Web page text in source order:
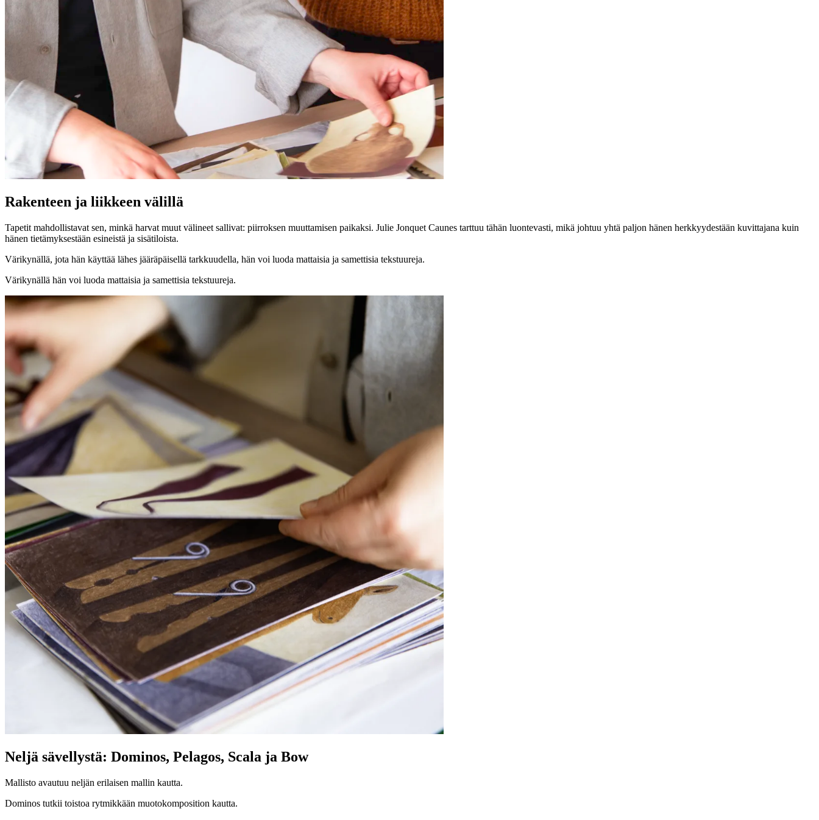
Rakenteen ja liikkeen välillä
Tapetit mahdollistavat sen, minkä harvat muut välineet sallivat: piirroksen muuttamisen paikaksi. Julie Jonquet Caunes tarttuu tähän luontevasti, mikä johtuu yhtä paljon hänen herkkyydestään kuvittajana kuin
hänen tietämyksestään esineistä ja sisätiloista.
Värikynällä, jota hän käyttää lähes jääräpäisellä tarkkuudella, hän voi luoda mattaisia ja samettisia tekstuureja.
Värikynällä hän voi luoda mattaisia ja samettisia tekstuureja.
Neljä sävellystä: Dominos, Pelagos, Scala ja Bow
Mallisto avautuu neljän erilaisen mallin kautta.
Dominos tutkii toistoa rytmikkään muotokomposition kautta.